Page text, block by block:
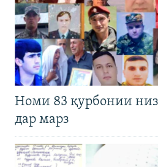
Номи 83 қурбонии
дар марз